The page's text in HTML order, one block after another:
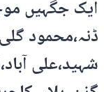
ایک جگہیں
ڈنہ،محمود
شہید،علی